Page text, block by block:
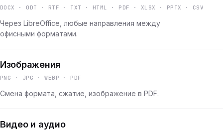
DOCX · ODT · RTF · TXT · HTML · PDF · XLSX · PPTX · CSV
Через LibreOffice, любые направления между
офисными форматами.
Изображения
PNG · JPG · WEBP · PDF
Смена формата, сжатие, изображение в PDF.
Видео и аудио